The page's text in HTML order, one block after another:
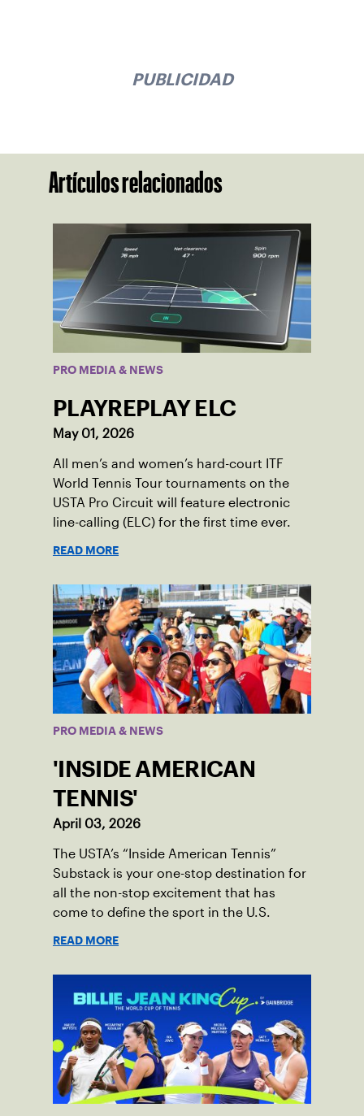
PUBLICIDAD
Artículos relacionados
PRO MEDIA & NEWS
PLAYREPLAY ELC
May 01, 2026
All men’s and women’s hard-court ITF
World Tennis Tour tournaments on the
USTA Pro Circuit will feature electronic
line-calling (ELC) for the first time ever.
READ MORE
PRO MEDIA & NEWS
'INSIDE AMERICAN
TENNIS'
April 03, 2026
The USTA’s “Inside American Tennis”
Substack is your one-stop destination for
all the non-stop excitement that has
come to define the sport in the U.S.
READ MORE